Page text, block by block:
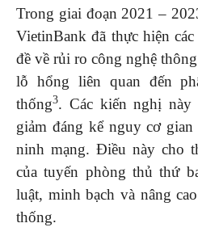
Trong giai đoạn 2021 –
VietinBank đã thực hiện
đề về rủi ro công nghệ
lỗ hổng liên quan đến
thống3. Các kiến nghị
giảm đáng kể nguy cơ
ninh mạng. Điều này cho
của tuyến phòng thủ thứ
luật, minh bạch và nâng
thống.